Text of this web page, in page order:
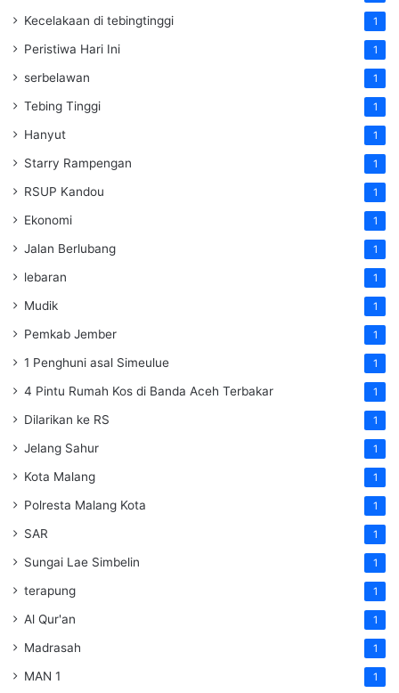
Kecelakaan di tebingtinggi 1
Peristiwa Hari Ini 1
serbelawan 1
Tebing Tinggi 1
Hanyut 1
Starry Rampengan 1
RSUP Kandou 1
Ekonomi 1
Jalan Berlubang 1
lebaran 1
Mudik 1
Pemkab Jember 1
1 Penghuni asal Simeulue 1
4 Pintu Rumah Kos di Banda Aceh Terbakar 1
Dilarikan ke RS 1
Jelang Sahur 1
Kota Malang 1
Polresta Malang Kota 1
SAR 1
Sungai Lae Simbelin 1
terapung 1
Al Qur'an 1
Madrasah 1
MAN 1 1